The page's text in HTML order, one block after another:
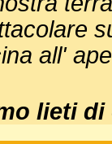
all'
lieti